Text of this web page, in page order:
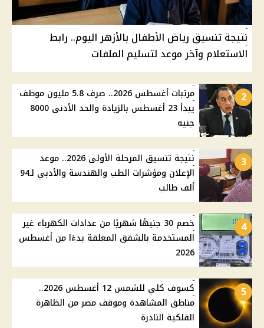
نتيجة تنسيق رياض الأطفال بالأزهر اليوم.. رابط
الاستعلام وآخر موعد لتسليم الملفات
2
مرتبات أغسطس 2026.. صرف 5.8 مليون موظف
يبدأ 23 أغسطس بالزيادة والحد الأدنى 8000
جنيه
3
نتيجة تنسيق المرحلة الأولى 2026.. موعد
الإعلان ومؤشرات الطب والهندسة والأدبي لـ94
ألف طالب
4
خصم 30 جنيهًا شهريًا من عدادات الكهرباء غير
المستخدمة بالشقق المغلقة بدءًا من أغسطس
2026
5
كسوف كلي للشمس 12 أغسطس 2026..
مناطق المشاهدة وموقف مصر من الظاهرة
الفلكية النادرة